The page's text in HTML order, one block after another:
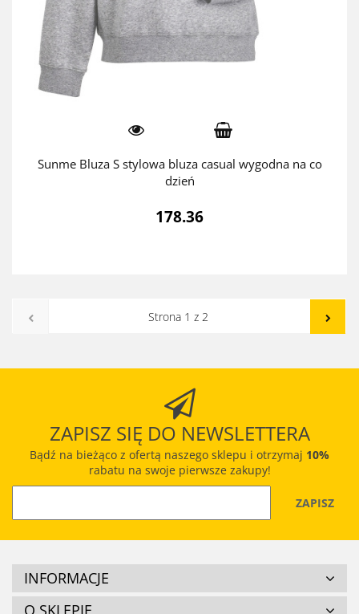
Sunme Bluza S stylowa bluza casual wygodna na co
dzień
178.36
ZAPISZ SIĘ DO NEWSLETTERA
Bądź na bieżąco z ofertą naszego sklepu i otrzymaj 10%
rabatu na swoje pierwsze zakupy!
INFORMACJE